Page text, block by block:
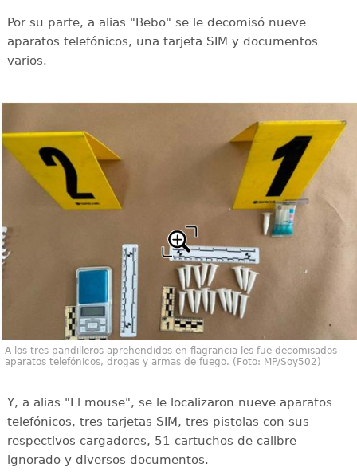
Por su parte, a alias "Bebo" se le decomisó nueve
aparatos telefónicos, una tarjeta SIM y documentos
varios.
A los tres pandilleros aprehendidos en flagrancia les fue decomisados
aparatos telefónicos, drogas y armas de fuego. (Foto: MP/Soy502)
Y, a alias "El mouse", se le localizaron nueve aparatos
telefónicos, tres tarjetas SIM, tres pistolas con sus
respectivos cargadores, 51 cartuchos de calibre
ignorado y diversos documentos.